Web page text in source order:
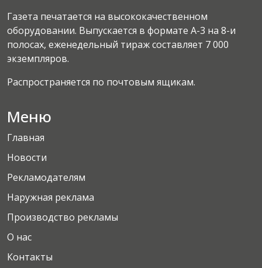
Газета печатается на высококачественном
оборудовании. Выпускается в формате А-3 на 8-и
полосах, еженедельный тираж составляет 7 000
экземпляров.
Распространяется по почтовым ящикам.
Меню
Главная
Новости
Рекламодателям
Наружная реклама
Производство рекламы
О нас
Контакты